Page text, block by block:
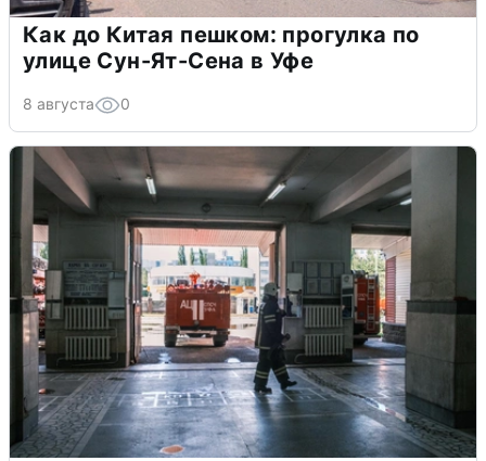
Как до Китая пешком: прогулка по
улице Сун-Ят-Сена в Уфе
8 августа 0